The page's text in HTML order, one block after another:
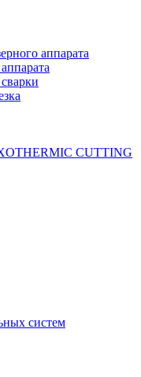
аппарата
CUTTING
систем